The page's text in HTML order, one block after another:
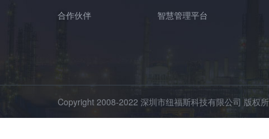
合作伙伴
智慧管理平台
Copyright 2008-2022 深圳市纽福斯科技有限公司 版